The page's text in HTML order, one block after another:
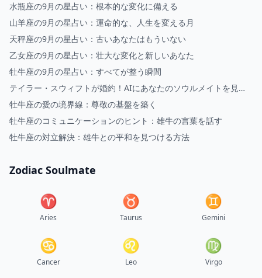
水瓶座の9月の星占い：根本的な変化に備える
山羊座の9月の星占い：運命的な、人生を変える月
天秤座の9月の星占い：古いあなたはもういない
乙女座の9月の星占い：壮大な変化と新しいあなた
牡牛座の9月の星占い：すべてが整う瞬間
テイラー・スウィフトが婚約！AIにあなたのソウルメイトを見せ
てもらいましょう
牡牛座の愛の境界線：尊敬の基盤を築く
牡牛座のコミュニケーションのヒント：雄牛の言葉を話す
牡牛座の対立解決：雄牛との平和を見つける方法
Zodiac Soulmate
♈︎
Aries
♉︎
Taurus
♊︎
Gemini
♋︎
Cancer
♌︎
Leo
♍︎
Virgo